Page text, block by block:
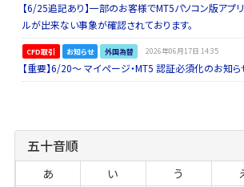
【6/25追記あり】一部のお客様でMT5パソコン版アプ
ルが出来ない事象が確認されております。
CFD取引 お知らせ 外国為替 2026年06月17日 14:35
【重要】6/20～ マイページ・MT5 認証必須化のお知ら
五十音順
あ い う